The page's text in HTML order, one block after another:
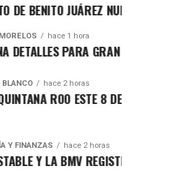
JUÁREZ NUEVA
hace 1 hora
PARA GRAN FUNCIÓN DE
BLANCO hace 2 horas
ROO ESTE 8 DE AGOSTO
Y FINANZAS hace 2 horas
LA BMV REGISTRA AVANCE AL